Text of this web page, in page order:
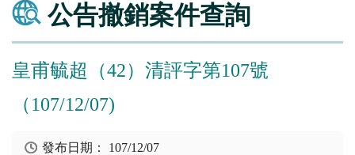
公告撤銷案件查詢
皇甫毓超（42）清評字第107號
（107/12/07)
發布日期： 107/12/07